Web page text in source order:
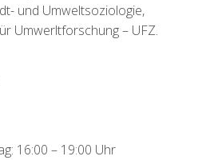
und Umweltsoziologie,
Umwerltforschung – UFZ.
16:00 – 19:00 Uhr